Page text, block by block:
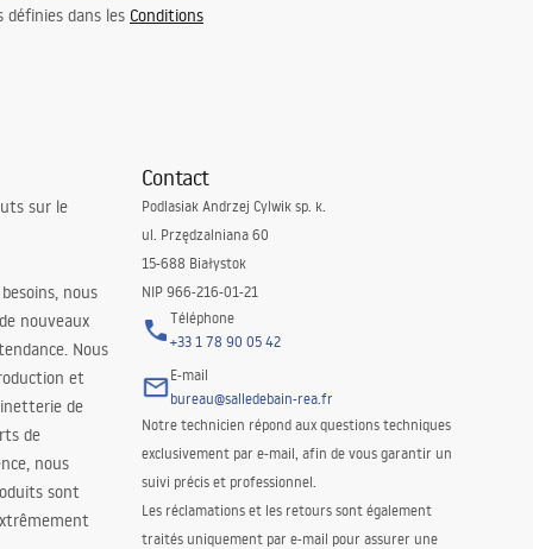
dans les Conditions
sur le
nous
nouveaux
Nous
et
de
de
nous
sont
Contact
Podlasiak Andrzej Cylwik sp. k.
ul. Przędzalniana 60
15-688 Białystok
NIP 966-216-01-21
Téléphone
+33 1 78 90 05 42
E-mail
bureau@salledebain-rea.fr
Notre technicien répond aux questions techniques
exclusivement par e-mail, afin de vous garantir un
suivi précis et professionnel.
Les réclamations et les retours sont également
traités uniquement par e-mail pour assurer une